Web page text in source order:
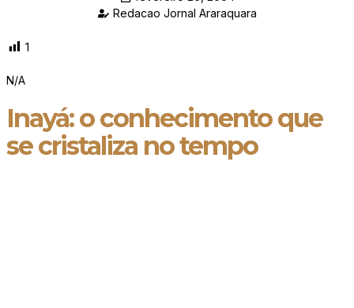
Redacao Jornal Araraquara
1
N/A
Inayá: o conhecimento que
se cristaliza no tempo